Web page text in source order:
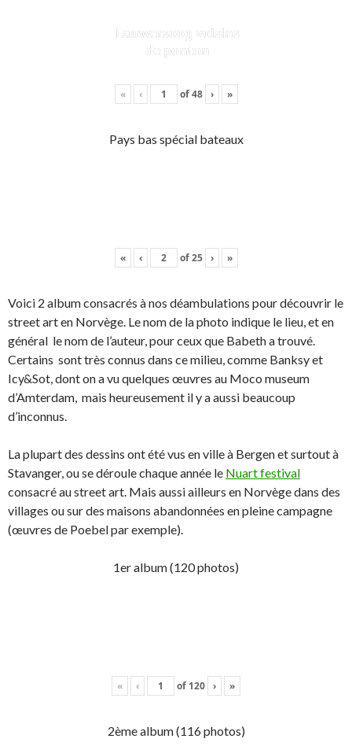
Lauwersoog voisins
de ponton
« ‹ of48 › »
Pays bas spécial bateaux
« ‹ of25 › »
Voici 2 album consacrés à nos déambulations pour découvrir le
street art en Norvège. Le nom de la photo indique le lieu, et en
général le nom de l’auteur, pour ceux que Babeth a trouvé.
Certains sont très connus dans ce milieu, comme Banksy et
Icy&Sot, dont on a vu quelques œuvres au Moco museum
d’Amterdam, mais heureusement il y a aussi beaucoup
d’inconnus.
La plupart des dessins ont été vus en ville à Bergen et surtout à
Stavanger, ou se déroule chaque année le Nuart festival
consacré au street art. Mais aussi ailleurs en Norvège dans des
villages ou sur des maisons abandonnées en pleine campagne
(œuvres de Poebel par exemple).
1er album (120 photos)
« ‹ of 120 › »
2ème album (116 photos)